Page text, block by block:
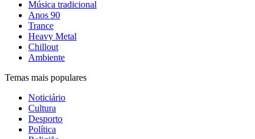
Música tradicional
Anos 90
Trance
Heavy Metal
Chillout
Ambiente
Temas mais populares
Noticiário
Cultura
Desporto
Política